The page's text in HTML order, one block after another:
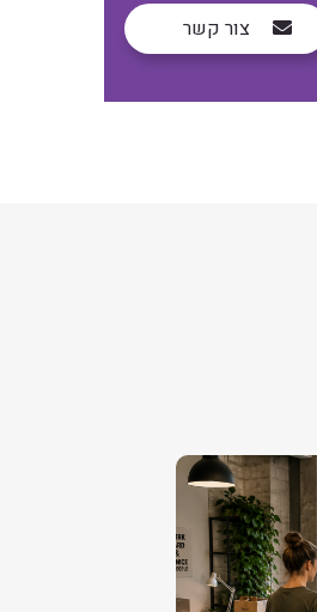
צור קשר